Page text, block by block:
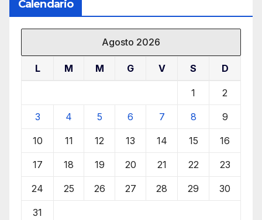
Calendario
Agosto 2026
L M M G V S D
1 2
3 4 5 6 7 8 9
10 11 12 13 14 15 16
17 18 19 20 21 22 23
24 25 26 27 28 29 30
31